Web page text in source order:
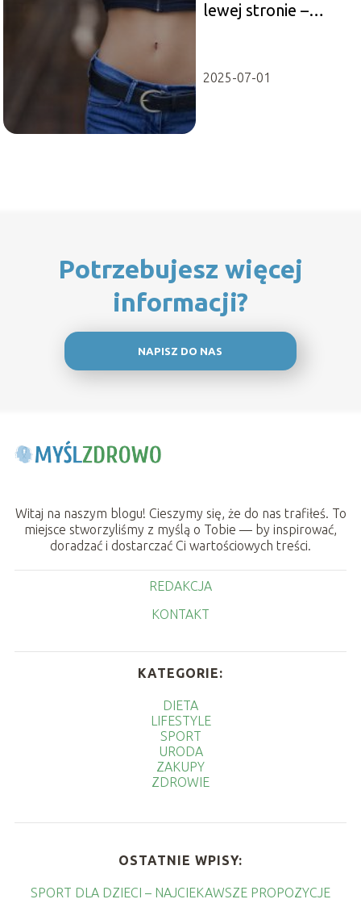
lewej stronie –
2025-07-01
Potrzebujesz więcej
informacji?
NAPISZ DO NAS
Witaj na naszym blogu! Cieszymy się, że do nas trafiłeś. To
miejsce stworzyliśmy z myślą o Tobie — by inspirować,
doradzać i dostarczać Ci wartościowych treści.
REDAKCJA
KONTAKT
KATEGORIE:
DIETA
LIFESTYLE
SPORT
URODA
ZAKUPY
ZDROWIE
OSTATNIE WPISY:
SPORT DLA DZIECI – NAJCIEKAWSZE PROPOZYCJE